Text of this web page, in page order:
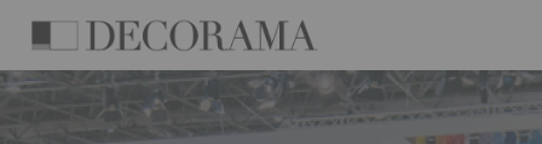
Skip
main
Navigation
Cookies management panel